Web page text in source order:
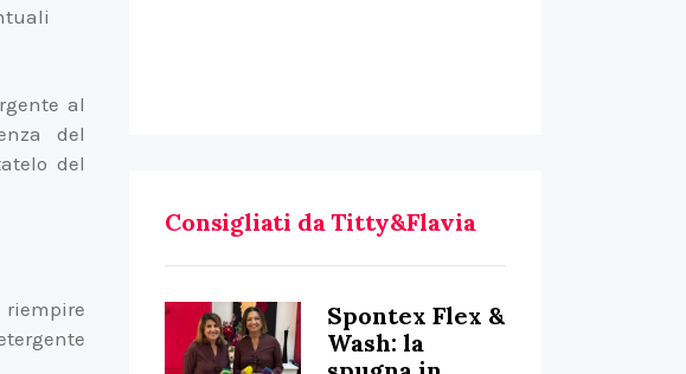
al
del
del
riempire
Consigliati da Titty&Flavia
Spontex Flex &
Wash: la